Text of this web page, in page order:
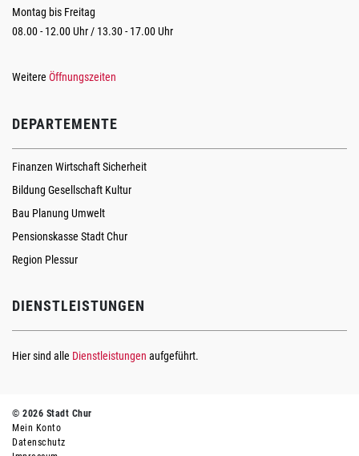
Montag bis Freitag
08.00 - 12.00 Uhr / 13.30 - 17.00 Uhr
Weitere Öffnungszeiten
DEPARTEMENTE
Finanzen Wirtschaft Sicherheit
Bildung Gesellschaft Kultur
Bau Planung Umwelt
Pensionskasse Stadt Chur
Region Plessur
DIENSTLEISTUNGEN
Hier sind alle Dienstleistungen aufgeführt.
© 2026 Stadt Chur
Mein Konto
Datenschutz